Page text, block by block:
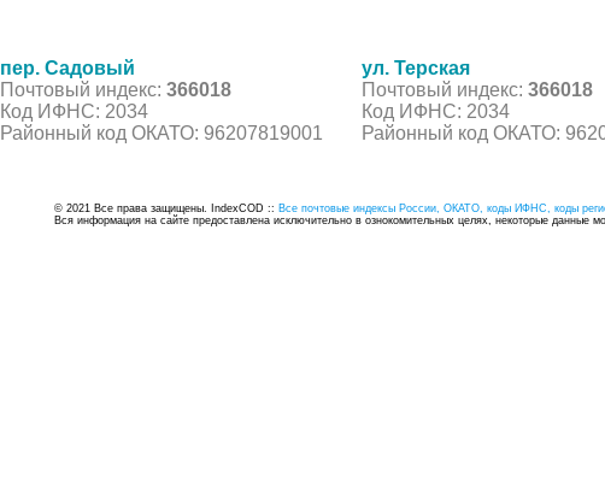
пер. Садовый
Почтовый индекс: 366018
Код ИФНС: 2034
Районный код ОКАТО: 96207819001
ул. Терская
Почтовый индекс: 366018
Код ИФНС: 2034
Районный код ОКАТО:
© 2021 Все права защищены. IndexCOD :: Все почтовые индексы России, ОКАТО, коды ИФНС, коды
Вся информация на сайте предоставлена исключительно в ознокомительных целях, некоторые данные